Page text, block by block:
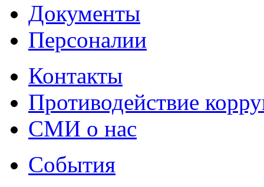
Документы
Персоналии
Контакты
Противодействие
СМИ о нас
События